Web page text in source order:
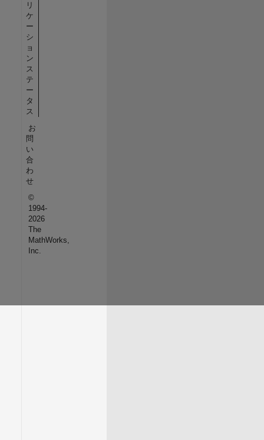
リ
ケ
ー
シ
ョ
ン
ス
テ
ー
タ
ス
お
問
い
合
わ
せ
©
1994-
2026
The
MathWorks,
Inc.